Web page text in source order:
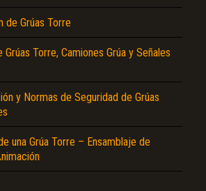
de Grúas Torre
Torre, Camiones Grúa y Señales
y Normas de Seguridad de Grúas
una Grúa Torre – Ensamblaje de
es incorrecto según el contenido.
o no se visualiza el contenido.
otro tipo de error...